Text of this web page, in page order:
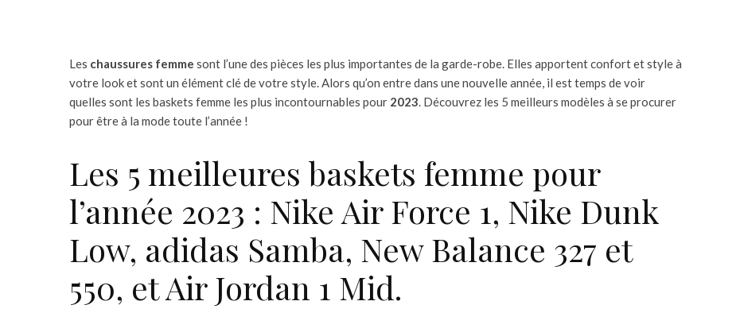
Les chaussures femme sont l’une des pièces les plus importantes de la garde-robe. Elles apportent confort et style à
votre look et sont un élément clé de votre style. Alors qu’on entre dans une nouvelle année, il est temps de voir
quelles sont les baskets femme les plus incontournables pour 2023. Découvrez les 5 meilleurs modèles à se procurer
pour être à la mode toute l’année !
Les 5 meilleures baskets femme pour
l’année 2023 : Nike Air Force 1, Nike Dunk
Low, adidas Samba, New Balance 327 et
550, et Air Jordan 1 Mid.